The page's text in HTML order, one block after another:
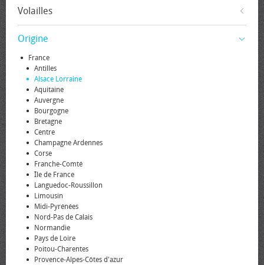
Volailles
Origine
France
Antilles
Alsace Lorraine
Aquitaine
Auvergne
Bourgogne
Bretagne
Centre
Champagne Ardennes
Corse
Franche-Comté
Île de France
Languedoc-Roussillon
Limousin
Midi-Pyrénées
Nord-Pas de Calais
Normandie
Pays de Loire
Poitou-Charentes
Provence-Alpes-Côtes d'azur